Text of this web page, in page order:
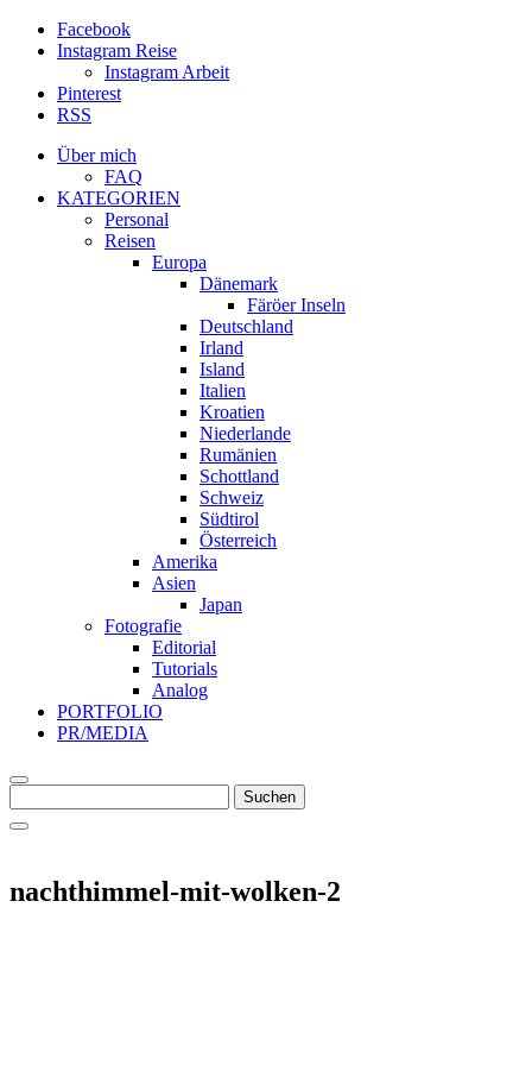
Facebook
Instagram Reise
Instagram Arbeit
Pinterest
RSS
Über mich
FAQ
KATEGORIEN
Personal
Reisen
Europa
Dänemark
Färöer Inseln
Deutschland
Irland
Island
Italien
Kroatien
Niederlande
Rumänien
Schottland
Schweiz
Südtirol
Österreich
Amerika
Asien
Japan
Fotografie
Editorial
Tutorials
Analog
PORTFOLIO
PR/MEDIA
nach
Suchen
nachthimmel-mit-wolken-2